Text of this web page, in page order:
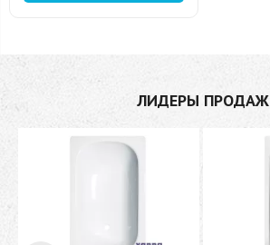
ЛИДЕРЫ ПРОДАЖ